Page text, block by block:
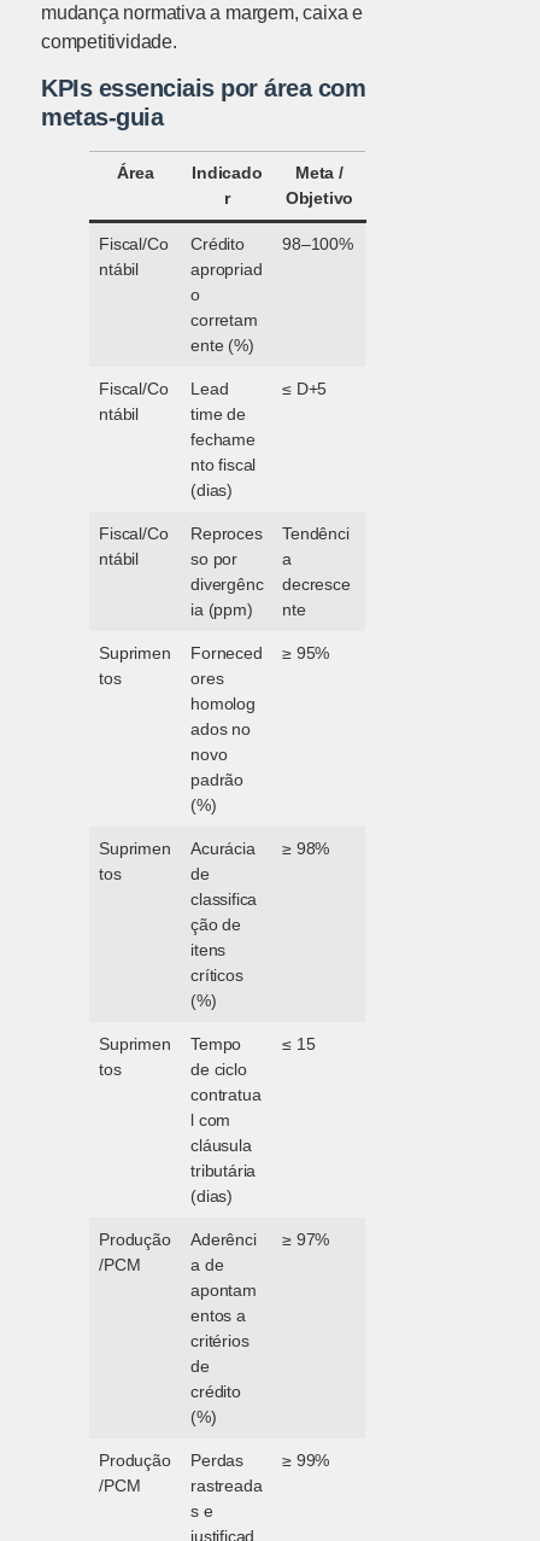
mudança normativa a margem, caixa e
competitividade.
KPIs essenciais por área com
metas-guia
Área
Indicado
r
Meta /
Objetivo
Fiscal/Co
ntábil
Crédito
apropriad
o
corretam
ente (%)
98–100%
Fiscal/Co
ntábil
Lead
time de
fechame
nto fiscal
(dias)
≤ D+5
Fiscal/Co
ntábil
Reproces
so por
divergênc
ia (ppm)
Tendênci
a
decresce
nte
Suprimen
tos
Forneced
ores
homolog
ados no
novo
padrão
(%)
≥ 95%
Suprimen
tos
Acurácia
de
classifica
ção de
itens
críticos
(%)
≥ 98%
Suprimen
tos
Tempo
de ciclo
contratua
l com
cláusula
tributária
(dias)
≤ 15
Produção
/PCM
Aderênci
a de
apontam
entos a
critérios
de
crédito
(%)
≥ 97%
Produção
/PCM
Perdas
rastreada
s e
justificad
≥ 99%